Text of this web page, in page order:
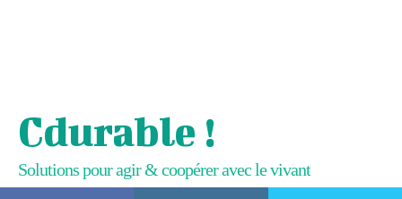
Cdurable !
Solutions pour agir & coopérer avec le vivant